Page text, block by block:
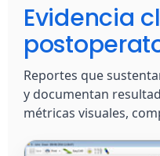
Evidencia
Reportes que
y documentan
métricas visuales,